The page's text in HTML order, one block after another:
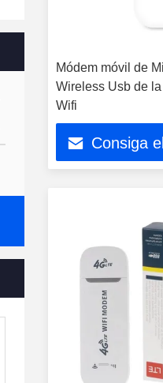
Módem móvil de
Wireless Usb de
Wifi
Consiga